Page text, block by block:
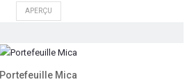
APERÇU
Portefeuille Mica